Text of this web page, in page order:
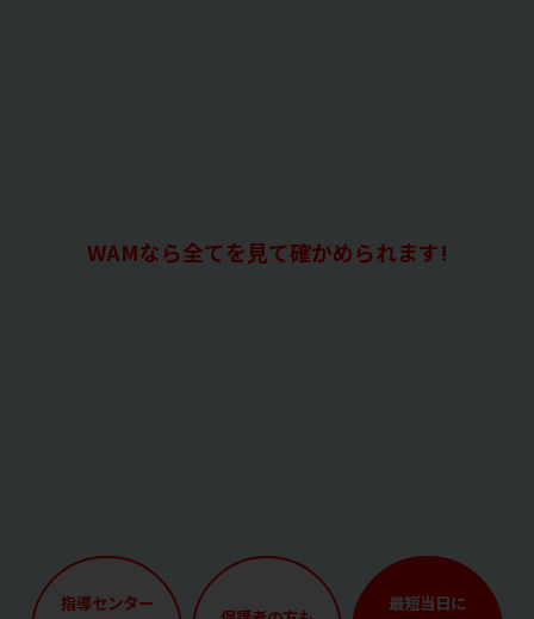
WAMなら全てを見て確かめられます!
指導センター
最短当日に